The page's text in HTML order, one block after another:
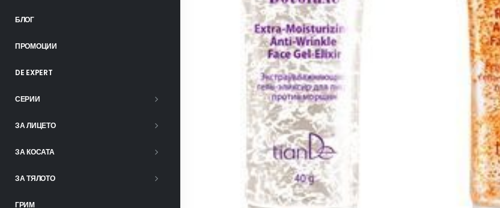
БЛОГ
ПРОМОЦИИ
DE EXPERT
СЕРИИ
ЗА ЛИЦЕТО
ЗА КОСАТА
ЗА ТЯЛОТО
ГРИМ